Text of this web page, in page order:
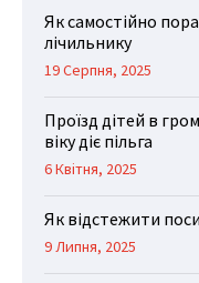
Як самостійно
лічильнику
19 Серпня, 2025
Проїзд дітей в
віку діє пільга
6 Квітня, 2025
Як відстежити
9 Липня, 2025